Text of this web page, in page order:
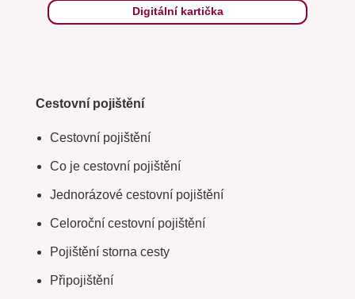
Digitální kartička
Cestovní pojištění
Cestovní pojištění
Co je cestovní pojištění
Jednorázové cestovní pojištění
Celoroční cestovní pojištění
Pojištění storna cesty
Připojištění